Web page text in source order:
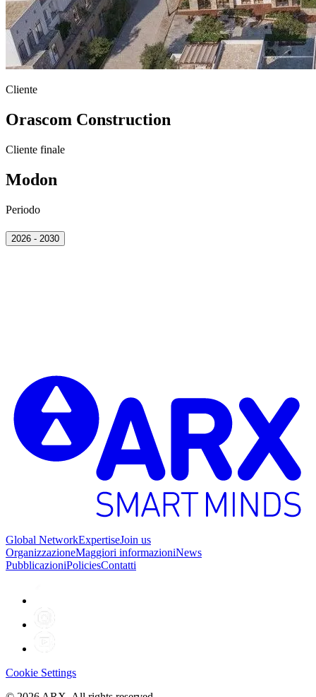
Cliente
Orascom Construction
Cliente finale
Modon
Periodo
2026 - 2030
Global NetworkExpertiseJoin us
OrganizzazioneMaggiori informazioniNews
PubblicazioniPoliciesContatti
Cookie Settings